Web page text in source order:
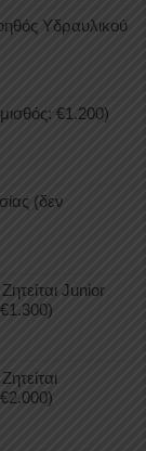
Υδραυλικού
€1.200)
(δεν
Junior